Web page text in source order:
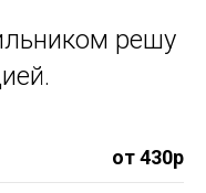
решу
от 430р